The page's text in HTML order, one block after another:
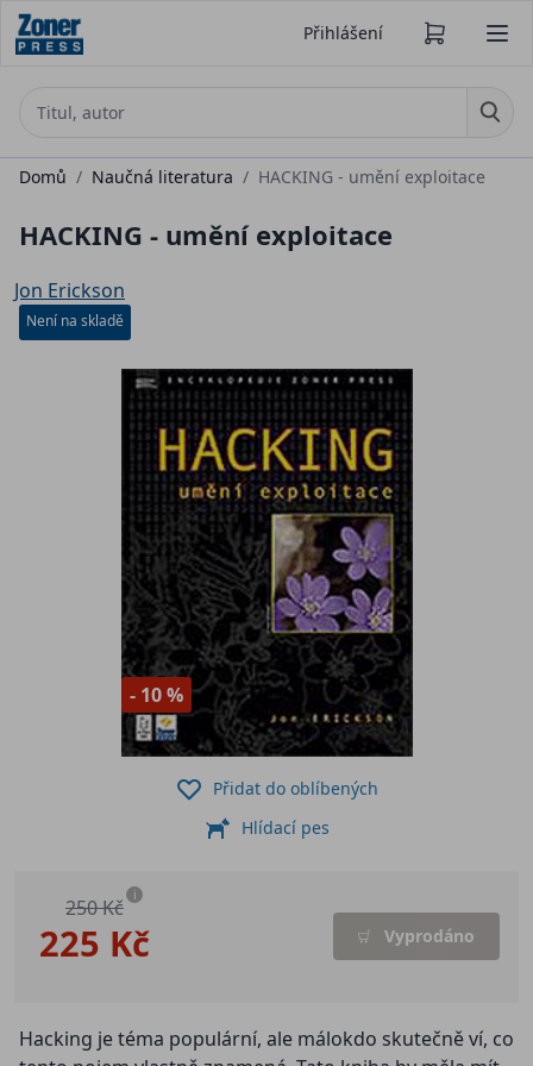
Přihlášení
Domů / Naučná literatura / HACKING - umění exploitace
HACKING - umění exploitace
Jon Erickson
Není na skladě
- 10 %
225 Kč
250 Kč i
Vyprodáno
Přidat do oblíbených
Hlídací pes
Hacking je téma populární, ale málokdo skutečně ví, co